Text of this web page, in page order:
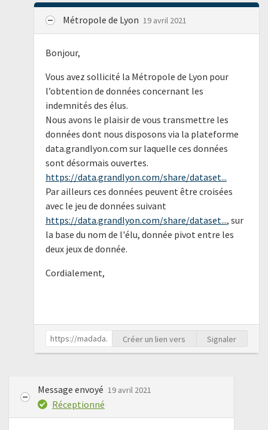
Métropole de Lyon 19 avril 2021
Bonjour,
Vous avez sollicité la Métropole de Lyon pour
l’obtention de données concernant les
indemnités des élus.
Nous avons le plaisir de vous transmettre les
données dont nous disposons via la plateforme
data.grandlyon.com sur laquelle ces données
sont désormais ouvertes.
https://data.grandlyon.com/share/dataset...
Par ailleurs ces données peuvent être croisées
avec le jeu de données suivant
https://data.grandlyon.com/share/dataset..., sur
la base du nom de l'élu, donnée pivot entre les
deux jeux de donnée.
Cordialement,
Créer un lien vers Signaler
Message envoyé 19 avril 2021
Réceptionné